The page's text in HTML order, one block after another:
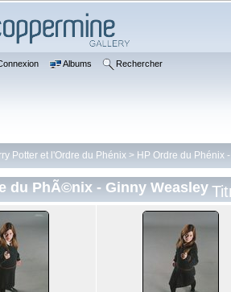
Albums Rechercher
Potter et l'Ordre du Phénix > HP Ordre du Phénix
du PhÃ©nix - Ginny Weasley